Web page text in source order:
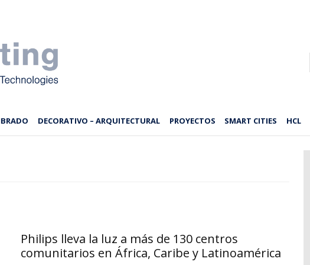
DECORATIVO – ARQUITECTURAL PROYECTOS SMART CITIES HCL
Philips lleva la luz a más de 130 centros
comunitarios en África, Caribe y Latinoamérica